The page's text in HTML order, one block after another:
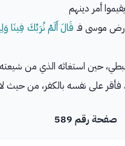
أمر دينهم
موسى فـ قَالَ أَلَمْ نُرَبِّكَ فِينَا
حين استغاثه الذي من
فأقر على نفسه بالكفر، من حيث
صفحة رقم 589